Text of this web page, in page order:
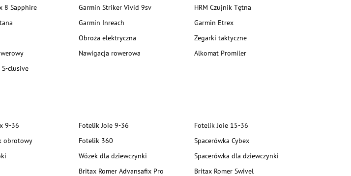
8 Sapphire Garmin Striker Vivid 9sv
HRM Czujnik Tętna
Garmin Inreach
Garmin Etrex
Obroża elektryczna
Zegarki taktyczne
Nawigacja rowerowa
Alkomat Promiler
S-clusive
9-36 Fotelik Joie 9-36
Fotelik Joie 15-36
obrotowy Fotelik 360
Spacerówka Cybex
Wózek dla dziewczynki
Spacerówka dla dziewczynki
Britax Romer Advansafix Pro
Britax Romer Swivel